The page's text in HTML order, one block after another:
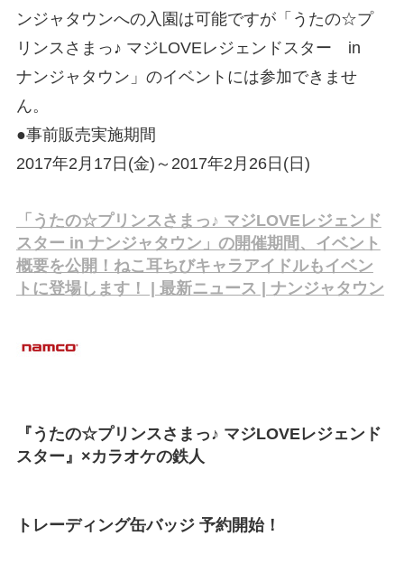
ンジャタウンへの入園は可能ですが「うたの☆プ
リンスさまっ♪ マジLOVEレジェンドスター in
ナンジャタウン」のイベントには参加できませ
ん。
●事前販売実施期間
2017年2月17日(金)～2017年2月26日(日)
「うたの☆プリンスさまっ♪ マジLOVEレジェンド
スター in ナンジャタウン」の開催期間、イベント
概要を公開！ねこ耳ちびキャラアイドルもイベン
トに登場します！ | 最新ニュース | ナンジャタウン
『うたの☆プリンスさまっ♪ マジLOVEレジェンド
スター』×カラオケの鉄人
トレーディング缶バッジ 予約開始！